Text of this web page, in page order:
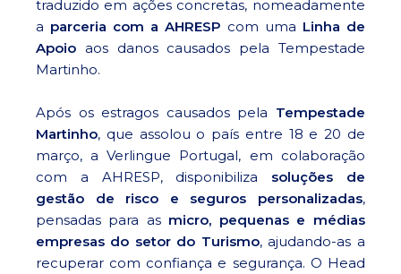
traduzido em ações concretas, nomeadamente
a parceria com a AHRESP com uma Linha de
Apoio aos danos causados pela Tempestade
Martinho.
Após os estragos causados pela Tempestade
Martinho, que assolou o país entre 18 e 20 de
março, a Verlingue Portugal, em colaboração
com a AHRESP, disponibiliza soluções de
gestão de risco e seguros personalizadas,
pensadas para as micro, pequenas e médias
empresas do setor do Turismo, ajudando-as a
recuperar com confiança e segurança. O Head